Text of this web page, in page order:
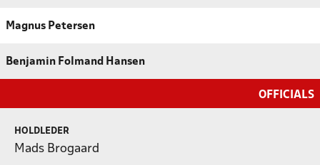
Magnus Petersen
Benjamin Folmand Hansen
OFFICIALS
HOLDLEDER
Mads Brogaard